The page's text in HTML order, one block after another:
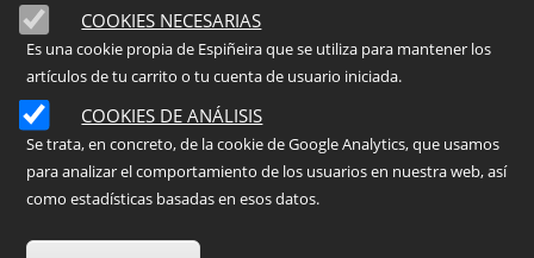
He leído y acepto lapolítica de privacidad
©2026 - ESPIÑEIRA Centro de Jardinería
COOKIES NECESARIAS
Es una cookie propia de Espiñeira que se utiliza para mantener los
artículos de tu carrito o tu cuenta de usuario iniciada.
COOKIES DE ANÁLISIS
Se trata, en concreto, de la cookie de Google Analytics, que usamos
para analizar el comportamiento de los usuarios en nuestra web, así
como estadísticas basadas en esos datos.